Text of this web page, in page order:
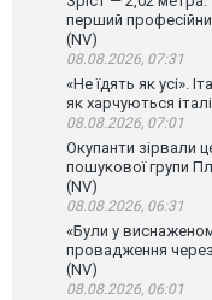
перший
(NV)
08.08.2026, 07:31
«Не їдять як усі».
як харчуються
08.08.2026, 07:01
Окупанти зірвали
пошукової групи
(NV)
08.08.2026, 06:31
«Були у
провадження
(NV)
08.08.2026, 06:01